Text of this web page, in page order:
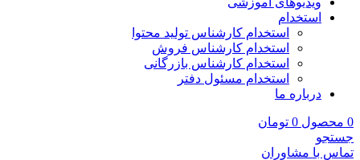
استخدام
استخدام کارشناس تولید محتوا
استخدام کارشناس فروش
استخدام کارشناس بازرگانی
استخدام مسئول دفتر
درباره ما
0 محصول 0 تومان
جستجو
تماس با مشاوران